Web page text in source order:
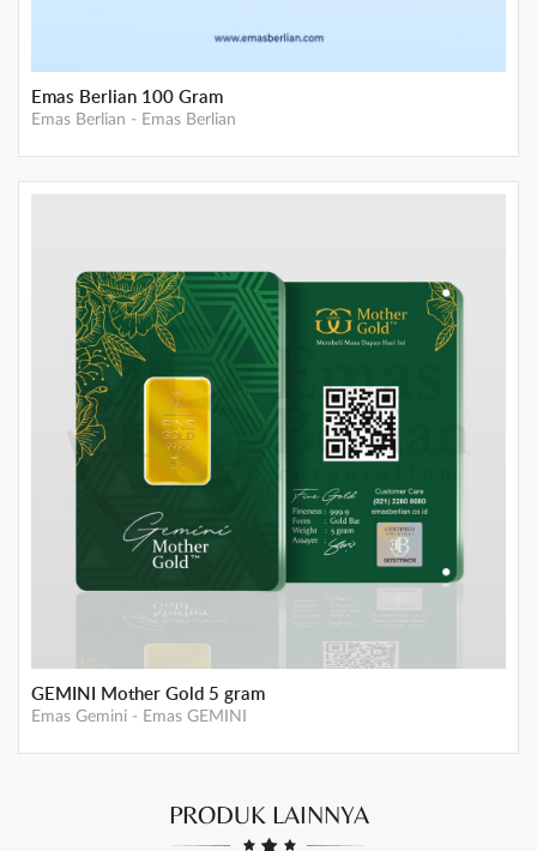
Gemini Mother Gold- 3 gram
Emas Gemini - Emas GEMINI
Emas Berlian 50 Gram
Emas Berlian - Emas Berlian
PRODUK LAINNYA